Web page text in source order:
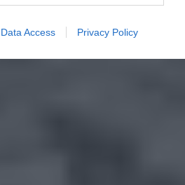
Data Access Privacy Policy